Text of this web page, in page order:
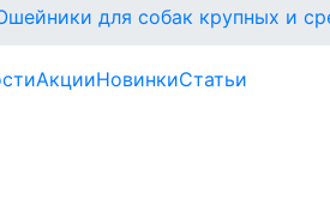
для собак крупных и
АкцииНовинкиСтатьи